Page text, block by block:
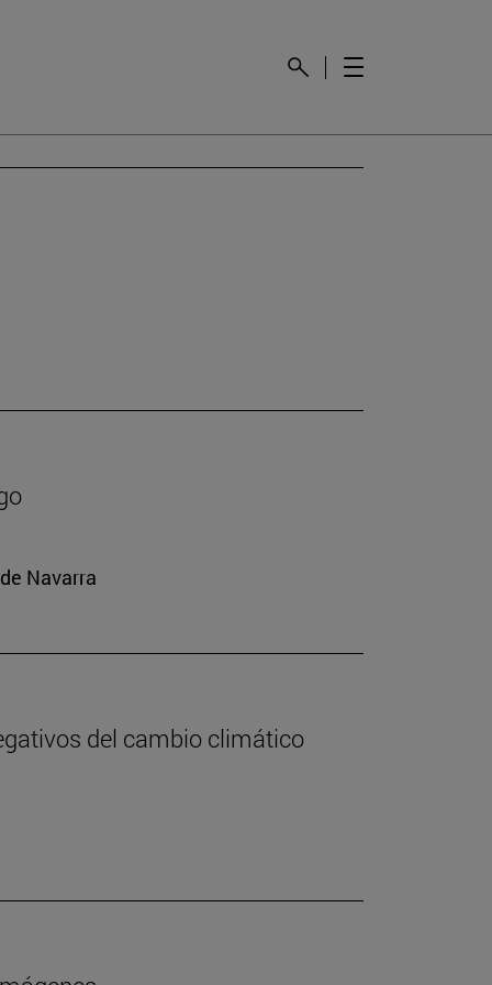
Navarra
del cambio climático